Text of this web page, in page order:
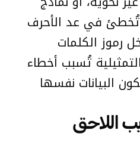
تُخطئ في عد الأحرف
رموز الكلمات
تُسبب أخطاء
البيانات نفسها
اللاحق